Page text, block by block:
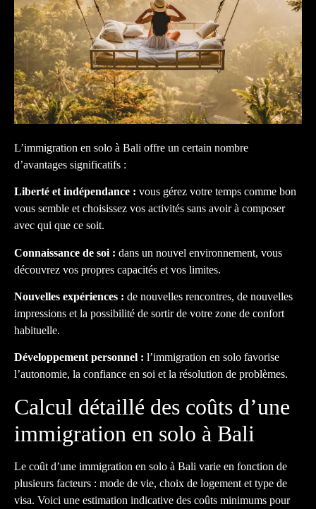
L’immigration en solo à Bali offre un certain nombre
d’avantages significatifs :
Liberté et indépendance : vous gérez votre temps comme bon
vous semble et choisissez vos activités sans avoir à composer
avec qui que ce soit.
Connaissance de soi : dans un nouvel environnement, vous
découvrez vos propres capacités et vos limites.
Nouvelles expériences : de nouvelles rencontres, de nouvelles
impressions et la possibilité de sortir de votre zone de confort
habituelle.
Développement personnel : l’immigration en solo favorise
l’autonomie, la confiance en soi et la résolution de problèmes.
Calcul détaillé des coûts d’une
immigration en solo à Bali
Le coût d’une immigration en solo à Bali varie en fonction de
plusieurs facteurs : mode de vie, choix de logement et type de
visa. Voici une estimation indicative des coûts minimums pour